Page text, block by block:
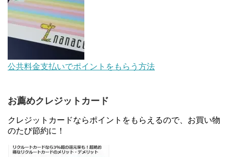
デジタルギフト改悪でいろいろ手数料徴収へ！8/3
～
au Pay等に等価交換できる「えらべるギフト」がフ
ァミリマートとミニストップで登場！WAON1%還
住信SBIネット銀行のデビットカードPoint＋で最大
2%還元！V NEOバンクデビットとどっちが良い？
条件などまとめ
マイナンバーカードの点字っている？デメリット3
公共料金支払いでポイントをもらう方法
お薦めクレジットカード
クレジットカードならポイントをもらえるので、お買い物
のたび節約に！